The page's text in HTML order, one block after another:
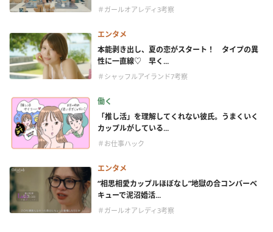
＃ガールオアレディ3考察
エンタメ
本能剥き出し、夏の恋がスタート！ タイプの異
性に一直線♡ 早く...
＃シャッフルアイランド7考察
働く
「推し活」を理解してくれない彼氏。うまくいく
カップルがしている...
＃お仕事ハック
エンタメ
“相思相愛カップルほぼなし”地獄の合コンバーベ
キューで泥沼婚活...
＃ガールオアレディ3考察